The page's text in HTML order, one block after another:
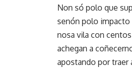
Non só polo que
senón polo
nosa vila con
achegan a
apostando por traer